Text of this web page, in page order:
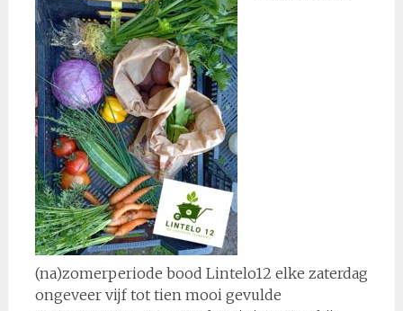
(na)zomerperiode bood Lintelo12 elke zaterdag
ongeveer vijf tot tien mooi gevulde